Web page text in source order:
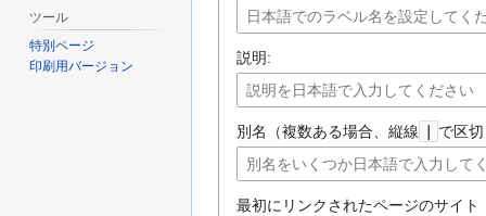
説明:
別名（複数ある場合、縦線 で区
最初にリンクされたページのサイト
ツール
特別ページ
印刷用バージョン